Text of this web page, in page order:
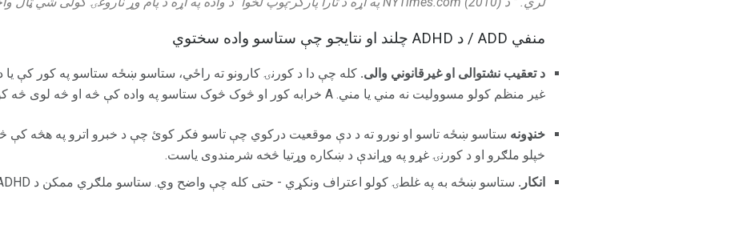
منفي ADD / د ADHD چلند او نتایجو چې ستاسو واده سختوي
د تعقیب نشتوالی او غیرقانوني والی. کله چې دا د کورنۍ کارونو ته راځي، ستاسو ښځه ستاسو په کور کې یا د
غیر منظم کولو مسوولیت نه مني یا مني. A خرابه کور او څوک څوک ستاسو په واده کې څه او څه لوی څه کوي.
خنډونه ستاسو ښځه تاسو او نورو ته د دې موقعیت درکوي چې تاسو فکر کوئ چې د خبرو اترو په هڅه کې
خپلو ملګرو او د کورنۍ غړو په وړاندې د ښکاره وړتیا څخه شرمندوی یاست.
انکار. ستاسو ښځه به په غلطۍ کولو اعتراف ونکړي - حتی کله چې واضح وي. ستاسو ملګري ممکن د ADHD تشخیص رد کړي.